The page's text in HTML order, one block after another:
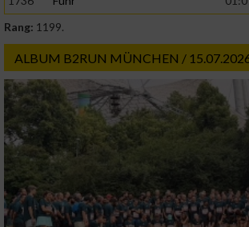
Rang: 1199.
ALBUM B2RUN MÜNCHEN /